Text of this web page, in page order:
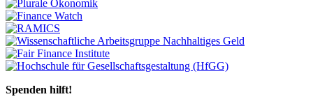
Spenden hilft!